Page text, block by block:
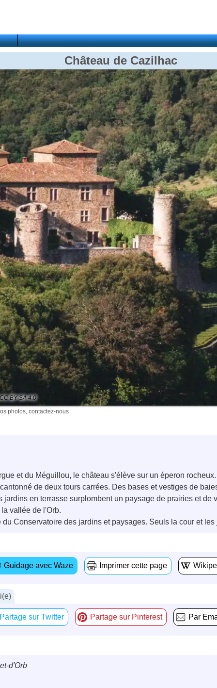
Château de Cazilhac
BY-SA 4.0
photos, contactez-nous
et du Méguillou, le château s'élève sur un éperon
de deux tours carrées. Des bases et vestiges de
jardins en terrasse surplombent un paysage de prairies et
vallée de l'Orb.
Conservatoire des jardins et paysages. Seuls la cour et
Guidage avec Waze Imprimer cette page
Partage sur Twitter Partage sur Pinterest Par
d'Orb